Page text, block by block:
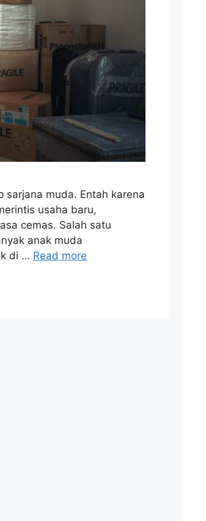
sarjana muda. Entah karena
usaha baru,
cemas. Salah satu
anak muda
di … Read more